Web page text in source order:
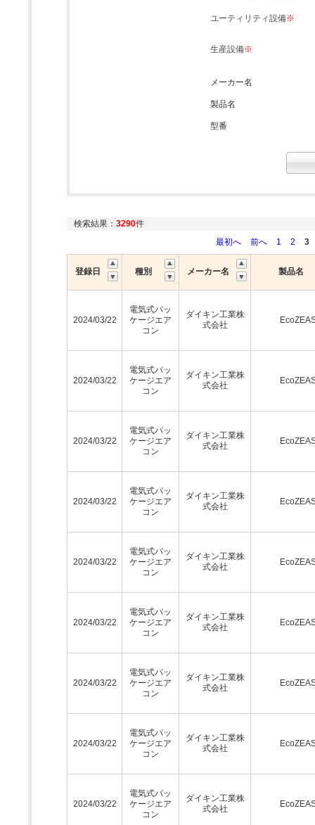
ユーティリティ設備※
生産設備※
メーカー名
製品名
型番
検索結果： 3290件
最初へ
前へ 1 2 3
登録日 種別 メーカー名 製品名
2024/03/22
電気式パッ
ケージエア
コン
ダイキン工業株
式会社
2024/03/22
電気式パッ
ケージエア
コン
ダイキン工業株
式会社
2024/03/22
電気式パッ
ケージエア
コン
ダイキン工業株
式会社
2024/03/22
電気式パッ
ケージエア
コン
ダイキン工業株
式会社
2024/03/22
電気式パッ
ケージエア
コン
ダイキン工業株
式会社
2024/03/22
電気式パッ
ケージエア
コン
ダイキン工業株
式会社
2024/03/22
電気式パッ
ケージエア
コン
ダイキン工業株
式会社
2024/03/22
電気式パッ
ケージエア
コン
ダイキン工業株
式会社
2024/03/22
電気式パッ
ケージエア
コン
ダイキン工業株
式会社